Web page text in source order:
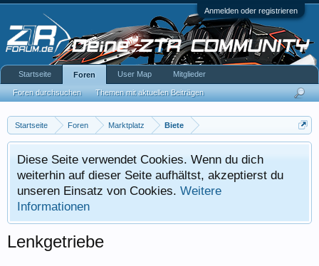
Anmelden oder registrieren
Startseite Foren Marktplatz Biete
Diese Seite verwendet Cookies. Wenn du dich
weiterhin auf dieser Seite aufhältst, akzeptierst du
unseren Einsatz von Cookies. Weitere
Informationen
Lenkgetriebe
Startseite Foren
Foren durchsuchen Themen mit aktuellen Beiträgen
User Map Mitglieder